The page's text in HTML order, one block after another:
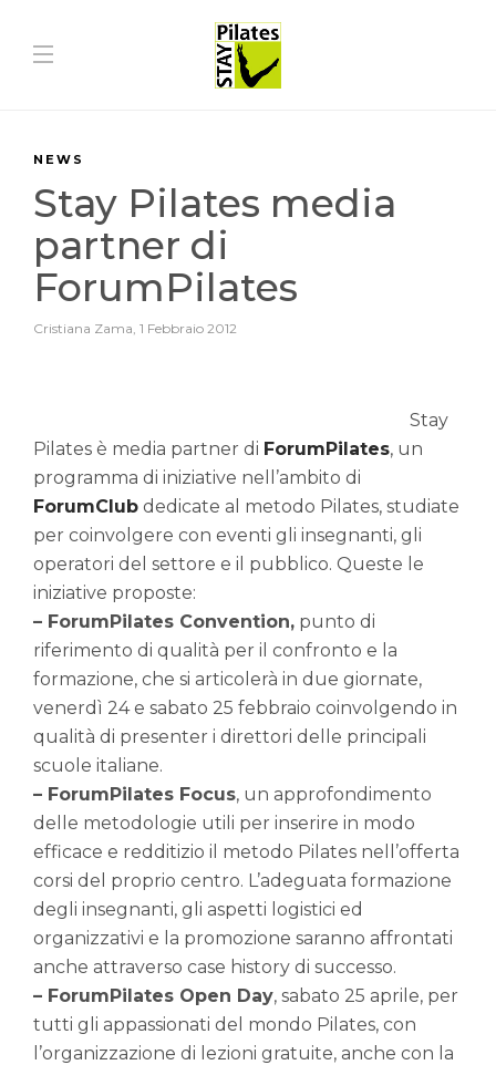
NEWS
Stay Pilates media
partner di
ForumPilates
Cristiana Zama, 1 Febbraio 2012
Stay
Pilates è media partner di ForumPilates, un
programma di iniziative nell’ambito di
ForumClub dedicate al metodo Pilates, studiate
per coinvolgere con eventi gli insegnanti, gli
operatori del settore e il pubblico. Queste le
iniziative proposte:
– ForumPilates Convention, punto di
riferimento di qualità per il confronto e la
formazione, che si articolerà in due giornate,
venerdì 24 e sabato 25 febbraio coinvolgendo in
qualità di presenter i direttori delle principali
scuole italiane.
– ForumPilates Focus, un approfondimento
delle metodologie utili per inserire in modo
efficace e redditizio il metodo Pilates nell’offerta
corsi del proprio centro. L’adeguata formazione
degli insegnanti, gli aspetti logistici ed
organizzativi e la promozione saranno affrontati
anche attraverso case history di successo.
– ForumPilates Open Day, sabato 25 aprile, per
tutti gli appassionati del mondo Pilates, con
l’organizzazione di lezioni gratuite, anche con la